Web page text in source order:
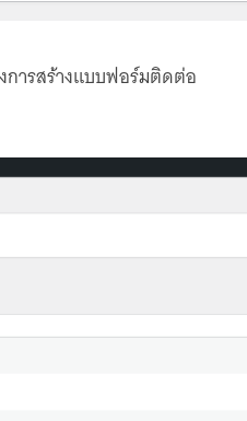
การสร้างแบบฟอร์มติดต่อ